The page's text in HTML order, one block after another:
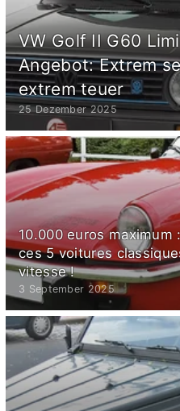
VW Golf II G60
Angebot: Extrem
extrem teuer
25 Dezember 2025
10.000 euros maximum
ces 5 voitures
vitesse !
3 September 2025